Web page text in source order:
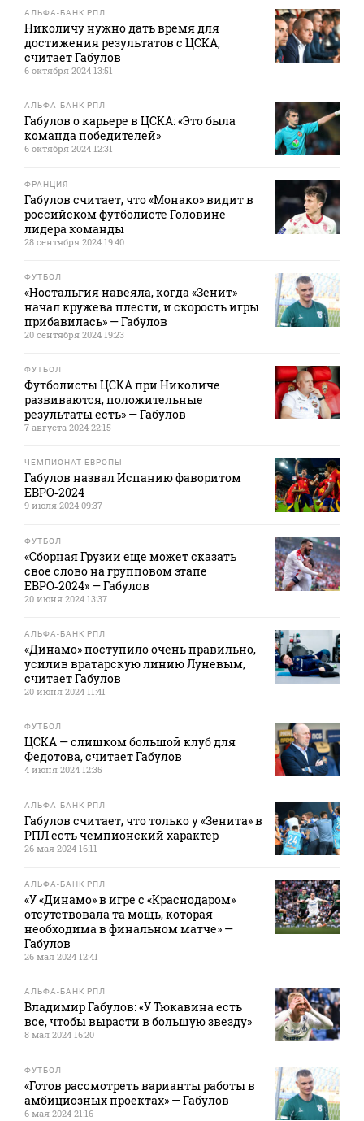
АЛЬФА-БАНК РПЛ
Николичу нужно дать время для
достижения результатов с ЦСКА,
считает Габулов
6 октября 2024 13:51
АЛЬФА-БАНК РПЛ
Габулов о карьере в ЦСКА: «Это была
команда победителей»
6 октября 2024 12:31
ФРАНЦИЯ
Габулов считает, что «Монако» видит в
российском футболисте Головине
лидера команды
28 сентября 2024 19:40
ФУТБОЛ
«Ностальгия навеяла, когда «Зенит»
начал кружева плести, и скорость игры
прибавилась» — Габулов
20 сентября 2024 19:23
ФУТБОЛ
Футболисты ЦСКА при Николиче
развиваются, положительные
результаты есть» — Габулов
7 августа 2024 22:15
ЧЕМПИОНАТ ЕВРОПЫ
Габулов назвал Испанию фаворитом
ЕВРО‑2024
9 июля 2024 09:37
ФУТБОЛ
«Сборная Грузии еще может сказать
свое слово на групповом этапе
ЕВРО‑2024» — Габулов
20 июня 2024 13:37
АЛЬФА-БАНК РПЛ
«Динамо» поступило очень правильно,
усилив вратарскую линию Луневым,
считает Габулов
20 июня 2024 11:41
ФУТБОЛ
ЦСКА — слишком большой клуб для
Федотова, считает Габулов
4 июня 2024 12:35
АЛЬФА-БАНК РПЛ
Габулов считает, что только у «Зенита» в
РПЛ есть чемпионский характер
26 мая 2024 16:11
АЛЬФА-БАНК РПЛ
«У «Динамо» в игре с «Краснодаром»
отсутствовала та мощь, которая
необходима в финальном матче» —
Габулов
26 мая 2024 12:41
АЛЬФА-БАНК РПЛ
Владимир Габулов: «У Тюкавина есть
все, чтобы вырасти в большую звезду»
8 мая 2024 16:20
ФУТБОЛ
«Готов рассмотреть варианты работы в
амбициозных проектах» — Габулов
6 мая 2024 21:16